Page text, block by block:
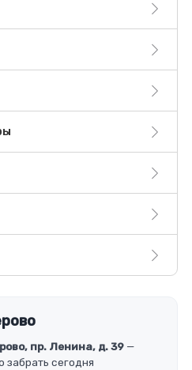
пр. Ленина, д. 39 —
забрать сегодня